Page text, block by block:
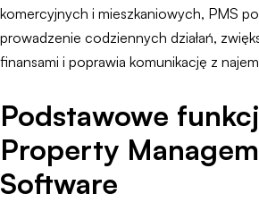
komercyjnych i mieszkaniowych, PMS
prowadzenie codziennych działań,
finansami i poprawia komunikację z
Podstawowe
Property
Software